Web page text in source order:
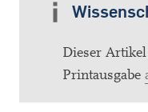
Dieser
Printausgabe